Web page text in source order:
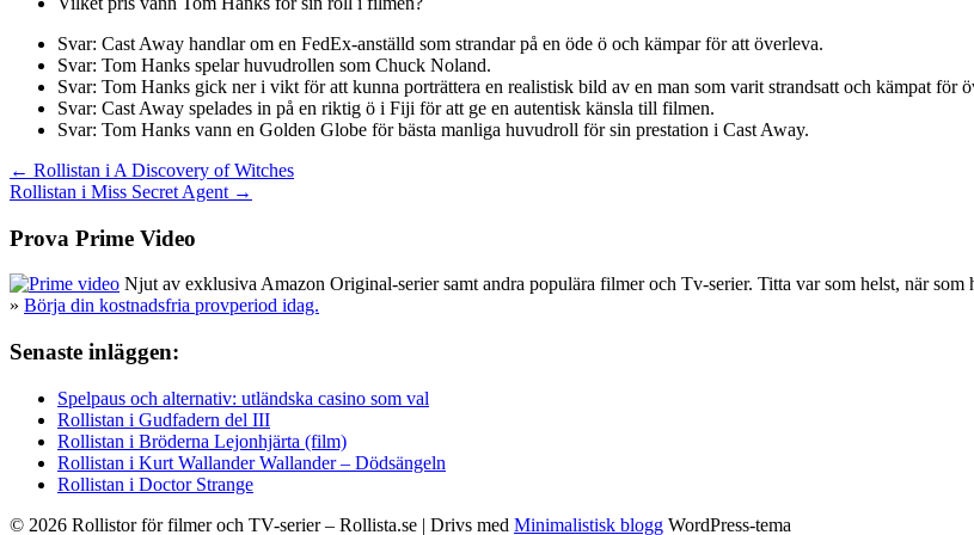
Svar: Cast Away handlar om en FedEx-anställd som strandar på en öde ö och kämpar för att överleva.
Svar: Tom Hanks spelar huvudrollen som Chuck Noland.
Svar: Tom Hanks gick ner i vikt för att kunna porträttera en realistisk bild av en man som varit strandsatt och kämpat för
Svar: Cast Away spelades in på en riktig ö i Fiji för att ge en autentisk känsla till filmen.
Svar: Tom Hanks vann en Golden Globe för bästa manliga huvudroll för sin prestation i Cast Away.
Inläggsnavigering
← Rollistan i A Discovery of Witches
Rollistan i Miss Secret Agent →
Prova Prime Video
Njut av exklusiva Amazon Original-serier samt andra populära filmer och Tv-serier. Titta var som helst, när som
» Börja din kostnadsfria provperiod idag.
Senaste inläggen:
Spelpaus och alternativ: utländska casino som val
Rollistan i Gudfadern del III
Rollistan i Bröderna Lejonhjärta (film)
Rollistan i Kurt Wallander Wallander – Dödsängeln
Rollistan i Doctor Strange
© 2026 Rollistor för filmer och TV-serier – Rollista.se | Drivs med Minimalistisk blogg WordPress-tema